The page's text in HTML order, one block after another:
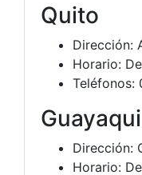
Quito
Dirección:
Horario:
Teléfonos:
Dirección:
Horario: